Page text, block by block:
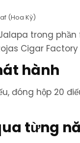
(Hoa Kỳ)
trong
Cigar
hành
đóng hộp 20
từng